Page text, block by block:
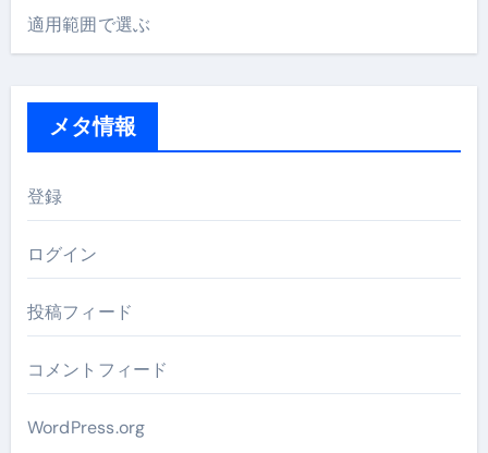
適用範囲で選ぶ
メタ情報
登録
ログイン
投稿フィード
コメントフィード
WordPress.org